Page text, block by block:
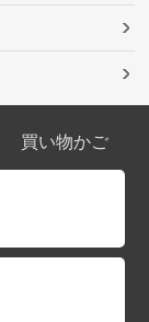
買い物かご